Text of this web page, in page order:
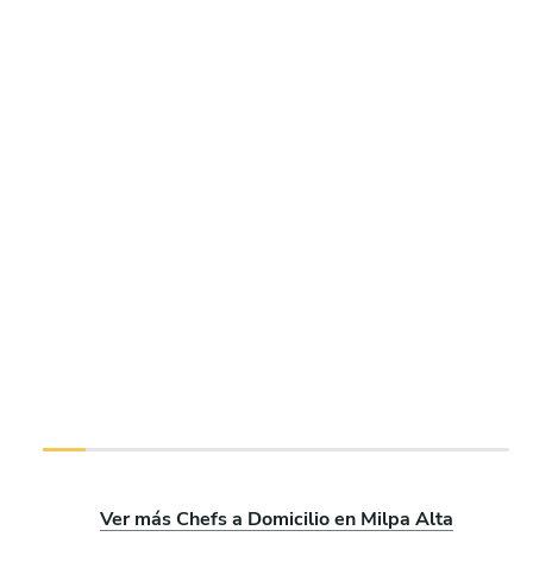
Ver más Chefs a Domicilio en Milpa Alta